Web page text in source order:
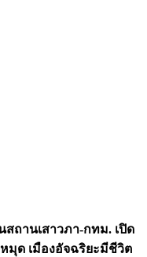
สถานเสาวภา-กทม. เปิด
มุด เมืองอัจฉริยะมีชีวิต